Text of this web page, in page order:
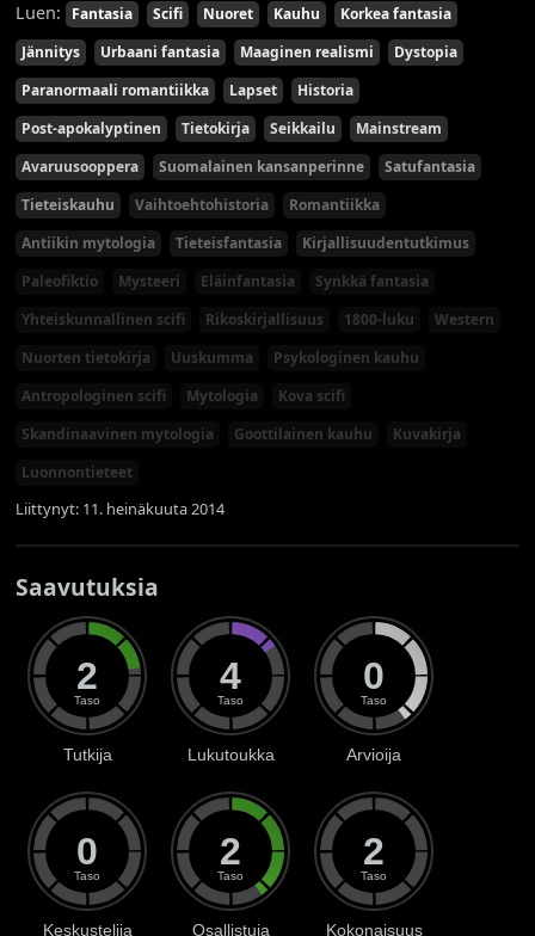
Luen: Fantasia Scifi Nuoret Kauhu
Korkea fantasia
Jännitys
Urbaani fantasia Maaginen realismi
Dystopia
Paranormaali romantiikka
Lapset
Historia
Post-apokalyptinen
Tietokirja Seikkailu
Mainstream
Avaruusooppera
Suomalainen kansanperinne
Satufantasia
Tieteiskauhu
Vaihtoehtohistoria
Romantiikka
Antiikin mytologia
Tieteisfantasia
Kirjallisuudentutkimus
Paleofiktio
Mysteeri Eläinfantasia
Synkkä fantasia
Yhteiskunnallinen scifi
Rikoskirjallisuus 1800-luku
Western
Nuorten tietokirja
Uuskumma
Psykologinen kauhu
Antropologinen scifi
Mytologia
Kova scifi
Skandinaavinen mytologia
Goottilainen kauhu
Kuvakirja
Luonnontieteet
Liittynyt: 11. heinäkuuta 2014
Saavutuksia
2
Taso
Tutkija
4
Taso
Lukutoukka
0
Taso
Arvioija
0
Taso
Keskustelija
2
Taso
Osallistuja
2
Taso
Kokonaisuus